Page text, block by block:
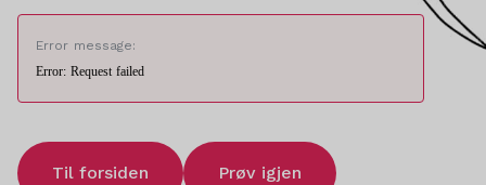
Error message:
Error: Request failed
Til forsiden Prøv igjen